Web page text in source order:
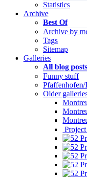
Statistics
Archive
Best Of
Archive by
Tags
Sitemap
Galleries
All blog
Funny stuff
Older